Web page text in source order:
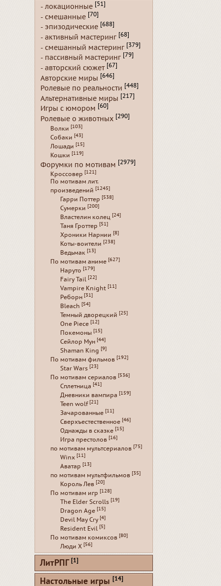
- локационные [51]
- смешанные [70]
- эпизодические [688]
- активный мастеринг [68]
- смешанный мастеринг [379]
- пассивный мастеринг [79]
- авторский сюжет [67]
Авторские миры [646]
Ролевые по реальности [448]
Альтернативные миры [217]
Игры с юмором [60]
Ролевые о животных [290]
Волки [103]
Собаки [43]
Лошади [15]
Кошки [119]
Форумки по мотивам [2979]
Кроссовер [121]
По мотивам лит.
произведений [1245]
Гарри Поттер [538]
Сумерки [200]
Властелин колец [24]
Таня Гроттер [51]
Хроники Нарнии [8]
Коты-воители [238]
Ведьмак [13]
По мотивам аниме [627]
Наруто [179]
Fairy Tail [22]
Vampire Knight [11]
Реборн [31]
Bleach [54]
Темный дворецкий [25]
One Piece [12]
Покемоны [15]
Сейлор Мун [44]
Shaman King [9]
По мотивам фильмов [192]
Star Wars [23]
По мотивам сериалов [536]
Сплетница [41]
Дневники вампира [159]
Teen wolf [21]
Зачарованные [11]
Сверхъестественное [46]
Однажды в сказке [15]
Игра престолов [16]
по мотивам мультсериалов [75]
Winx [11]
Аватар [13]
по мотивам мультфильмов [35]
Король Лев [20]
По мотивам игр [128]
The Elder Scrolls [19]
Dragon Age [15]
Devil May Cry [4]
Resident Evil [5]
По мотивам комиксов [80]
Люди Х [56]
ЛитРПГ [1]
Настольные игры [14]